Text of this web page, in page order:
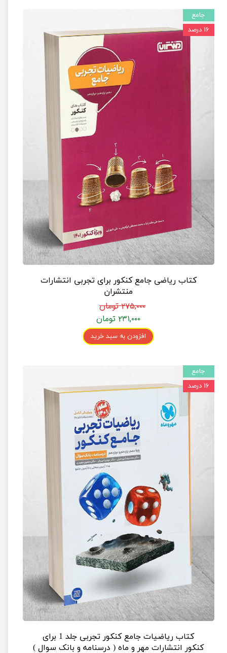
کتاب ریاضی جامع کنکور برای تجربی انتشارات
منتشران
۲۷۵,۰۰۰ تومان
۲۳۱,۰۰۰ تومان
افزودن به سبد خرید
جامع
۱۶ درصد
کتاب ریاضیات جامع کنکور تجربی جلد 1 برای
کنکور انتشارات مهر و ماه ( درسنامه و بانک سوال )
جامع
۱۶ درصد